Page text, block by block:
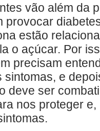
vão além da
provocar
estão
o açúcar. Por
precisam
sintomas, e
deve ser
nos proteger